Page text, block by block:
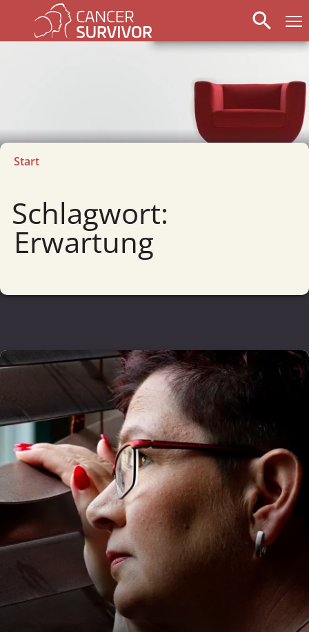
search
Start
Schlagwort:
Erwartung